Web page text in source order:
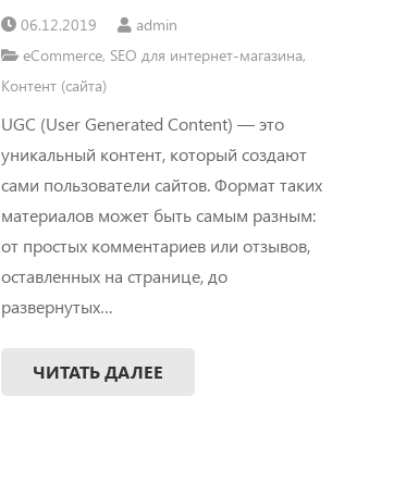
06.12.2019
admin
eCommerce, SEO для интернет-магазина,
Контент (сайта)
UGC (User Generated Content) — это
уникальный контент, который создают
сами пользователи сайтов. Формат таких
материалов может быть самым разным:
от простых комментариев или отзывов,
оставленных на странице, до
развернутых…
ЧИТАТЬ ДАЛЕЕ